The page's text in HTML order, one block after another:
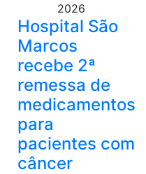
2026
Hospital São
Marcos
recebe 2ª
remessa de
medicamentos
para
pacientes com
câncer